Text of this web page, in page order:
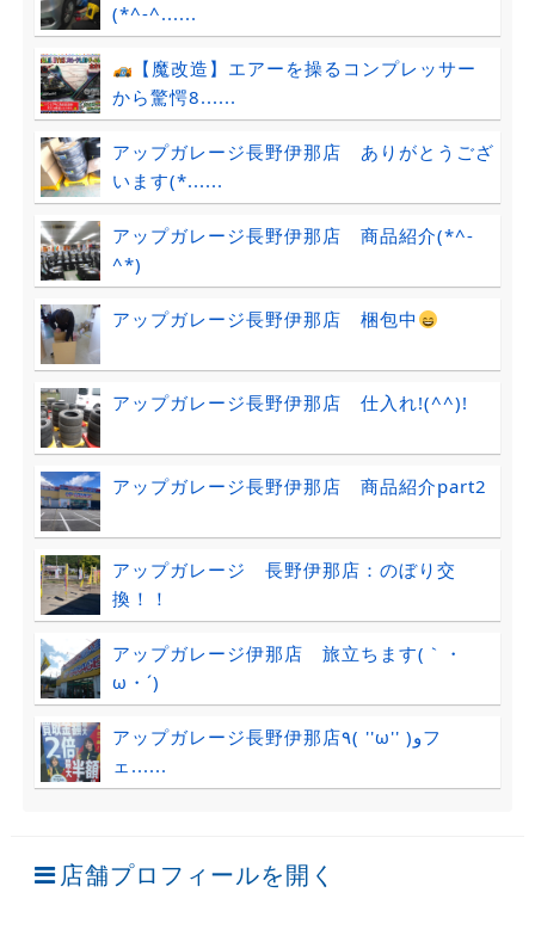
(*^-^......
【魔改造】エアーを操るコンプレッサー
から驚愕8......
アップガレージ長野伊那店 ありがとうござ
います(*......
アップガレージ長野伊那店 商品紹介(*^-
^*)
アップガレージ長野伊那店 梱包中
アップガレージ長野伊那店 仕入れ!(^^)!
アップガレージ長野伊那店 商品紹介part2
アップガレージ 長野伊那店：のぼり交
換！！
アップガレージ伊那店 旅立ちます(｀・
ω・´)ゞ
アップガレージ長野伊那店٩( ''ω'' )وフ
ェ......
店舗プロフィールを開く